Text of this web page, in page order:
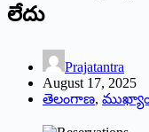
లేదు
Prajatantra
August 17, 2025
తెలంగాణ,